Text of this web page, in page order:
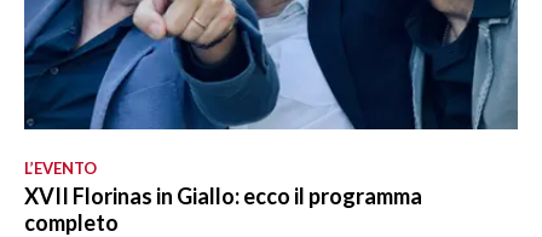
L’EVENTO
XVII Florinas in Giallo: ecco il programma
completo